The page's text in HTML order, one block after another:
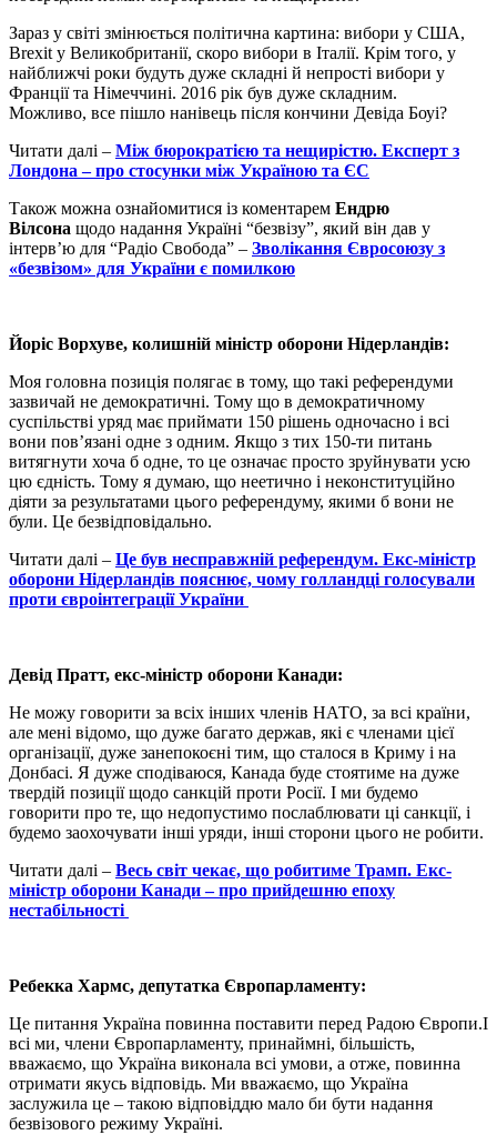
Зараз у світі змінюється політична картина: вибори у США,
Brexit у Великобританії, скоро вибори в Італії. Крім того, у
найближчі роки будуть дуже складні й непрості вибори у
Франції та Німеччині. 2016 рік був дуже складним.
Можливо, все пішло нанівець після кончини Девіда Боуі?
Читати далі – Між бюрократією та нещирістю. Експерт з
Лондона – про стосунки між Україною та ЄС
Також можна ознайомитися із коментарем Ендрю
Вілсона щодо надання Україні “безвізу”, який він дав у
інтерв’ю для “Радіо Свобода” – Зволікання Євросоюзу з
«безвізом» для України є помилкою
Йоріс Ворхуве, колишній міністр оборони Нідерландів:
Моя головна позиція полягає в тому, що такі референдуми
зазвичай не демократичні. Тому що в демократичному
суспільстві уряд має приймати 150 рішень одночасно і всі
вони пов’язані одне з одним. Якщо з тих 150-ти питань
витягнути хоча б одне, то це означає просто зруйнувати усю
цю єдність. Тому я думаю, що неетично і неконституційно
діяти за результатами цього референдуму, якими б вони не
були. Це безвідповідально.
Читати далі – Це був несправжній референдум. Екс-міністр
оборони Нідерландів пояснює, чому голландці голосували
проти євроінтеграції України
Девід Пратт, екс-міністр оборони Канади:
Не можу говорити за всіх інших членів НАТО, за всі країни,
але мені відомо, що дуже багато держав, які є членами цієї
організації, дуже занепокоєні тим, що сталося в Криму і на
Донбасі. Я дуже сподіваюся, Канада буде стоятиме на дуже
твердій позиції щодо санкцій проти Росії. І ми будемо
говорити про те, що недопустимо послаблювати ці санкції, і
будемо заохочувати інші уряди, інші сторони цього не робити.
Читати далі – Весь світ чекає, що робитиме Трамп. Екс-
міністр оборони Канади – про прийдешню епоху
нестабільності
Ребекка Хармс, депутатка Європарламенту:
Це питання Україна повинна поставити перед Радою Європи.І
всі ми, члени Європарламенту, принаймні, більшість,
вважаємо, що Україна виконала всі умови, а отже, повинна
отримати якусь відповідь. Ми вважаємо, що Україна
заслужила це – такою відповіддю мало би бути надання
безвізового режиму Україні.